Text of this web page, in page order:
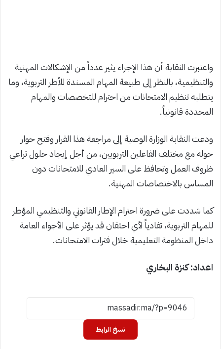
واعتبرت النقابة أن هذا الإجراء يثير عدداً من الإشكالات المهنية
والتنظيمية، بالنظر إلى طبيعة المهام المسندة للأطر التربوية، وما
يتطلبه تنظيم الامتحانات من احترام للتخصصات والمهام
المحددة قانونياً.
ودعت النقابة الوزارة الوصية إلى مراجعة هذا القرار وفتح حوار
حوله مع مختلف الفاعلين التربويين، من أجل إيجاد حلول تراعي
ظروف العمل وتحافظ على السير العادي للامتحانات دون
المساس بالاختصاصات المهنية.
كما شددت على ضرورة احترام الإطار القانوني والتنظيمي المؤطر
للمهام التربوية، تفادياً لأي احتقان قد يؤثر على الأجواء العامة
داخل المنظومة التعليمية خلال فترات الامتحانات.
اعداد: كنزة البخاري
نسخ الرابط